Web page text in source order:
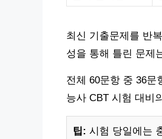
최신 기출문제를 반
성을 통해 틀린 문제
전체 60문항 중 36문
능사 CBT 시험 대비
팁: 시험 당일에는